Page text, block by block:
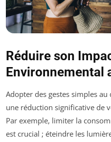
Réduire son
Environnemental
Adopter des gestes simples
une réduction significative de
Par exemple, limiter la
est crucial ; éteindre les